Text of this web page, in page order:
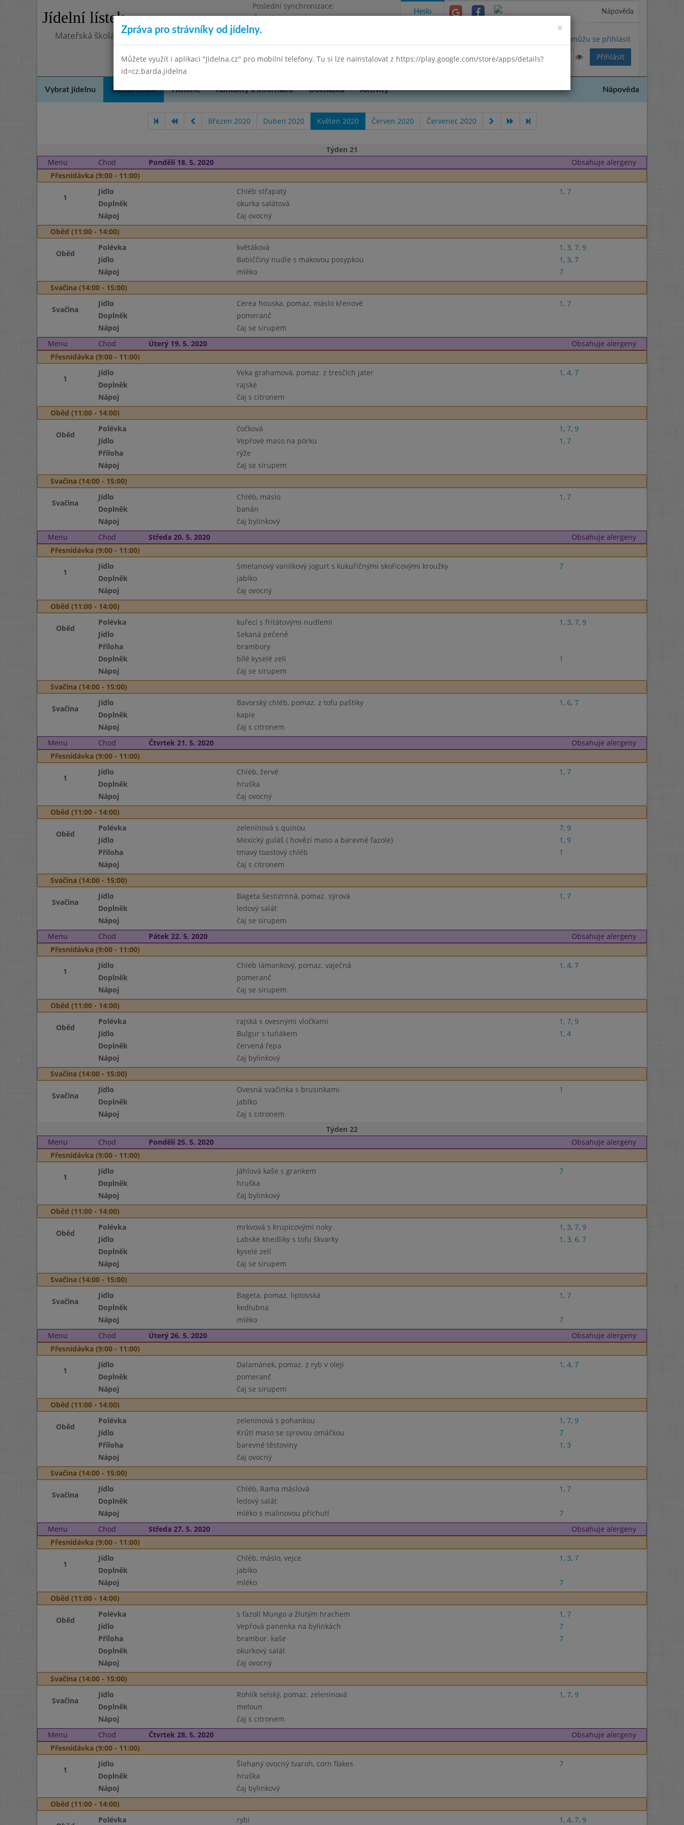
Jídelní lístek
Poslední synchronizace:
Čtvrtek 23.10.2025 10:51
Mateřská škola, Praha 5 - Hlubočepy, Hlubočepská 90, příspěvková organizace DEMO
Heslo Nápověda
Nemůžu se přihlásit
Vybrat jídelnu Jídelní lístek Historie Kontakty a informace Docházka Aktivity Nápověda
Březen 2020 Duben 2020 Květen 2020 Červen 2020 Červenec 2020
Týden 21
Menu
Chod Pondělí 18. 5. 2020
Obsahuje alergeny
Přesnídávka (9:00 - 11:00)
1
Jídlo Chléb střapatý 1 , 7
Doplněk
okurka salátová
Nápoj
čaj ovocný
Oběd (11:00 - 14:00)
Oběd
Polévka květáková 1 , 3, 7, 9
Jídlo
Babiččiny nudle s makovou posypkou 1 , 3, 7
Nápoj
mléko
7
Svačina (14:00 - 15:00)
Svačina
Jídlo Cerea houska, pomaz. máslo křenové 1 , 7
Doplněk
pomeranč
Nápoj
čaj se sirupem
Menu
Chod Úterý 19. 5. 2020
Obsahuje alergeny
Přesnídávka (9:00 - 11:00)
1
Jídlo Veka grahamová, pomaz. z tresčích jater 1 , 4, 7
Doplněk
rajské
Nápoj
čaj s citronem
Oběd (11:00 - 14:00)
Oběd
Polévka čočková 1 , 7, 9
Jídlo
Vepřové maso na pórku 1 , 7
Příloha
rýže
Nápoj
čaj se sirupem
Svačina (14:00 - 15:00)
Svačina
Jídlo Chléb, máslo 1 , 7
Doplněk
banán
Nápoj
čaj bylinkový
Menu
Chod Středa 20. 5. 2020
Obsahuje alergeny
Přesnídávka (9:00 - 11:00)
1
Jídlo Smetanový vanilkový jogurt s kukuřičnými skořicovými kroužky
7
Doplněk
jablko
Nápoj
čaj ovocný
Oběd (11:00 - 14:00)
Oběd
Polévka kuřecí s fritátovými nudlemi 1 , 3, 7, 9
Jídlo
Sekaná pečeně
Příloha
brambory
Doplněk
bílé kyselé zelí
1
Nápoj
čaj se sirupem
Svačina (14:00 - 15:00)
Svačina
Jídlo Bavorský chléb, pomaz. z tofu paštiky 1 , 6, 7
Doplněk
kapie
Nápoj
čaj s citronem
Menu
Chod Čtvrtek 21. 5. 2020
Obsahuje alergeny
Přesnídávka (9:00 - 11:00)
1
Jídlo Chléb, žervé 1 , 7
Doplněk
hruška
Nápoj
čaj ovocný
Oběd (11:00 - 14:00)
Oběd
Polévka zeleninová s quinou 7, 9
Jídlo
Mexický guláš ( hovězí maso a barevné fazole) 1 , 9
Příloha
tmavý toastový chléb
1
Nápoj
čaj s citronem
Svačina (14:00 - 15:00)
Svačina
Jídlo Bageta šestizrnná, pomaz. sýrová 1 , 7
Doplněk
ledový salát
Nápoj
čaj se sirupem
Menu
Chod Pátek 22. 5. 2020
Obsahuje alergeny
Přesnídávka (9:00 - 11:00)
1
Jídlo Chléb lámankový, pomaz. vaječná 1 , 4, 7
Doplněk
pomeranč
Nápoj
čaj se sirupem
Oběd (11:00 - 14:00)
Oběd
Polévka rajská s ovesnými vločkami 1 , 7, 9
Jídlo
Bulgur s tuňákem 1 , 4
Doplněk
červená řepa
Nápoj
čaj bylinkový
Svačina (14:00 - 15:00)
Svačina
Jídlo Ovesná svačinka s brusinkami
1
Doplněk
jablko
Nápoj
čaj s citronem
Týden 22
Menu
Chod Pondělí 25. 5. 2020
Obsahuje alergeny
Přesnídávka (9:00 - 11:00)
1
Jídlo Jáhlová kaše s grankem
7
Doplněk
hruška
Nápoj
čaj bylinkový
Oběd (11:00 - 14:00)
Oběd
Polévka mrkvová s krupicovými noky 1 , 3, 7, 9
Jídlo
Labské knedlíky s tofu škvarky 1 , 3, 6, 7
Doplněk
kyselé zelí
Nápoj
čaj se sirupem
Svačina (14:00 - 15:00)
Svačina
Jídlo Bageta, pomaz. liptovská 1 , 7
Doplněk
kedlubna
Nápoj
mléko
7
Menu
Chod Úterý 26. 5. 2020
Obsahuje alergeny
Přesnídávka (9:00 - 11:00)
1
Jídlo Dalamánek, pomaz. z ryb v oleji 1 , 4, 7
Doplněk
pomeranč
Nápoj
čaj se sirupem
Oběd (11:00 - 14:00)
Oběd
Polévka zeleninová s pohankou 1 , 7, 9
Jídlo
Krůtí maso se sýrovou omáčkou
7
Příloha
barevné těstoviny 1 , 3
Nápoj
čaj ovocný
Svačina (14:00 - 15:00)
Svačina
Jídlo Chléb, Rama máslová 1 , 7
Doplněk
ledový salát
Nápoj
mléko s malinovou příchutí
7
Menu
Chod Středa 27. 5. 2020
Obsahuje alergeny
Přesnídávka (9:00 - 11:00)
1
Jídlo Chléb, máslo, vejce 1 , 3, 7
Doplněk
jablko
Nápoj
mléko
7
Oběd (11:00 - 14:00)
Oběd
Polévka s fazolí Mungo a žlutým hrachem 1 , 7
Jídlo
Vepřová panenka na bylinkách
7
Příloha
brambor. kaše
7
Doplněk
okurkový salát
Nápoj
čaj ovocný
Svačina (14:00 - 15:00)
Svačina
Jídlo Rohlík selský, pomaz. zeleninová 1 , 7, 9
Doplněk
meloun
Nápoj
čaj s citronem
Menu
Chod Čtvrtek 28. 5. 2020
Obsahuje alergeny
Přesnídávka (9:00 - 11:00)
1
Jídlo Šlehaný ovocný tvaroh, corn flakes
7
Doplněk
hruška
Nápoj
čaj bylinkový
Oběd (11:00 - 14:00)
Polévka rybí 1 , 4, 7, 9
×
Zpráva pro strávníky od jídelny.
Můžete využít i aplikaci "Jidelna.cz" pro mobilní telefony. Tu si lze nainstalovat z https://play.google.com/store/apps/details?
id=cz.barda.jidelna